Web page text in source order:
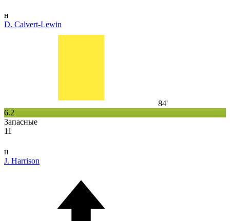
н
D. Calvert-Lewin
84'
6.2
Запасные
11
н
J. Harrison